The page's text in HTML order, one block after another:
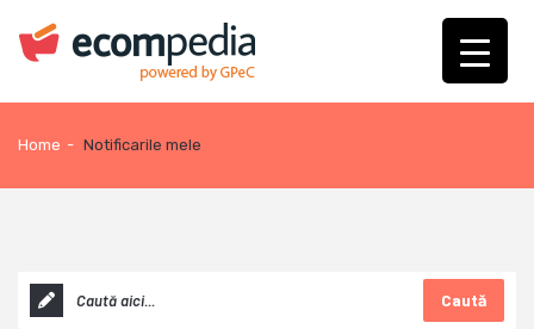
Home - Notificarile mele
Caută